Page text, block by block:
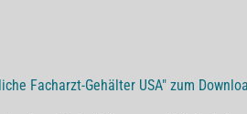
Facharzt-Gehälter USA" zum